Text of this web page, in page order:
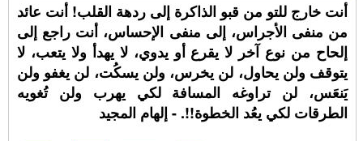
أنت خارج للتو من قبو الذاكرة إلى ردهة القلب! أنت عائد
من منفى الأجراس، إلى منفى الإحساس، أنت راجع إلى
إلحاح من نوع آخر لا يقرع أو يدوي، لا يهدأ ولا يتعب، لا
يتوقف ولن يحاول، لن يخرس، ولن يسكُت، لن يغفو ولن
يَنعَس، لن تراوغه المسافة لكي يهرب ولن تُغويه
الطرقات لكي يعُد الخطوة!!. - إلهام المجيد